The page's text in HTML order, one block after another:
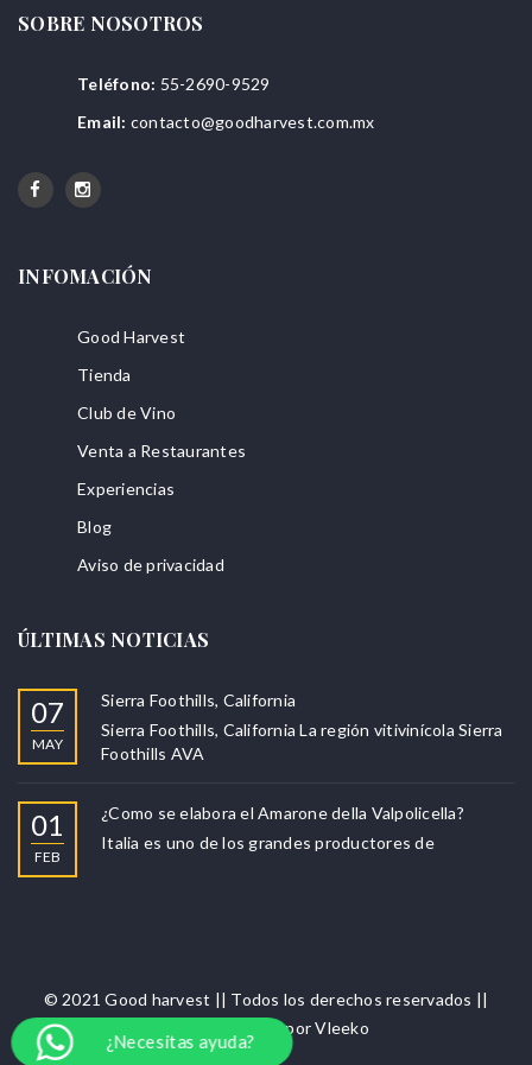
SOBRE NOSOTROS
Teléfono: 55-2690-9529
Email: contacto@goodharvest.com.mx
INFOMACIÓN
Good Harvest
Tienda
Club de Vino
Venta a Restaurantes
Experiencias
Blog
Aviso de privacidad
ÚLTIMAS NOTICIAS
07
MAY
Sierra Foothills, California
Sierra Foothills, California La región vitivinícola Sierra
Foothills AVA
01
FEB
¿Como se elabora el Amarone della Valpolicella?
Italia es uno de los grandes productores de
© 2021 Good harvest || Todos los derechos reservados ||
Puesta en línea porVleeko
¿Necesitas ayuda?